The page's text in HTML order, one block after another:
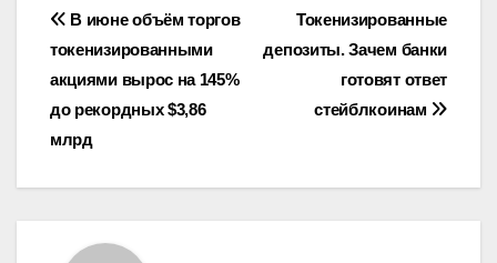
Навигация
по
записям
Токенизированные
депозиты. Зачем банки
готовят ответ
стейблкоинам
В июне объём торгов
токенизированными
акциями вырос на 145%
до рекордных $3,86
млрд